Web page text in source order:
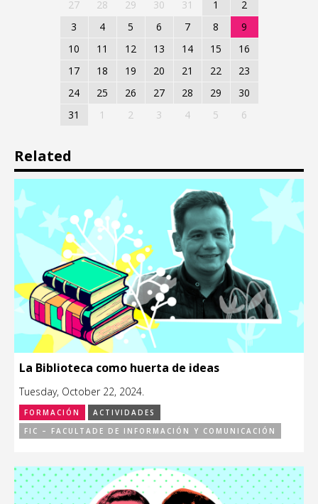
27 28 29 30 31 1
2
3
4 5 6 7 8
9
10
11 12 13 14 15
16
17
18 19 20 21 22
23
24
25 26 27 28 29
30
31
1 2 3 4 5 6
Related
La Biblioteca como huerta de ideas
Tuesday, October 22, 2024.
FORMACIÓN
ACTIVIDADES
FIC – FACULTADE DE INFORMACIÓN Y COMUNICACIÓN